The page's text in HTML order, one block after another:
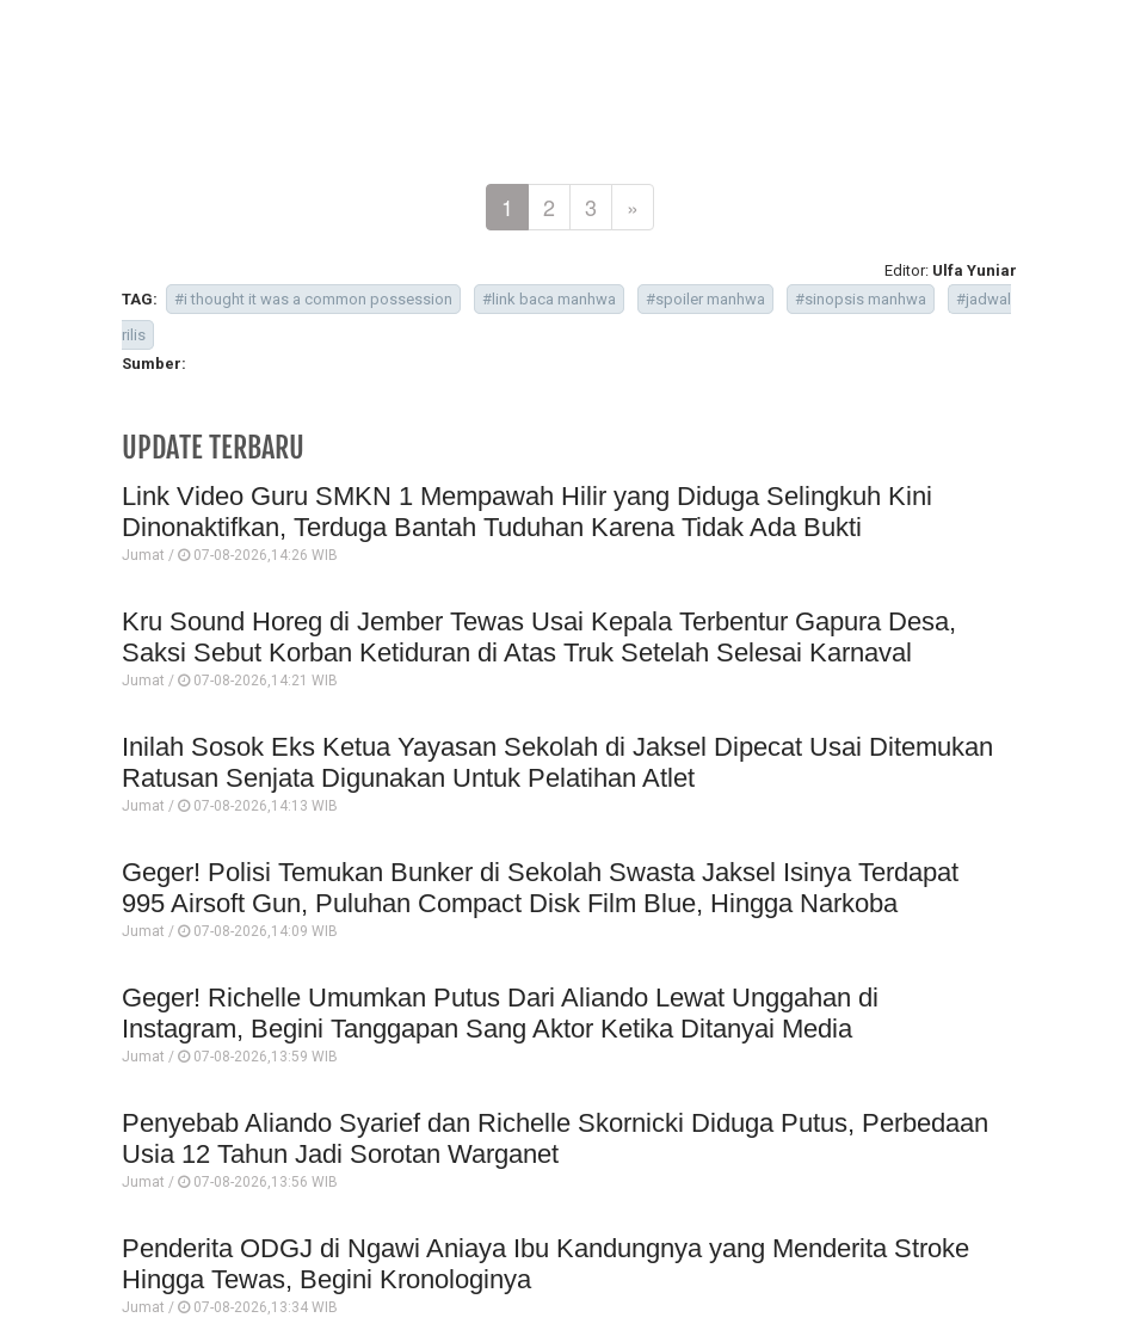
1 2 3 »
Editor: Ulfa Yuniar
TAG:
#i thought it was a common possession #link baca manhwa #spoiler manhwa #sinopsis manhwa
#jadwal
rilis
Sumber:
UPDATE TERBARU
Link Video Guru SMKN 1 Mempawah Hilir yang Diduga Selingkuh Kini
Dinonaktifkan, Terduga Bantah Tuduhan Karena Tidak Ada Bukti
Jumat / 07-08-2026,14:26 WIB
Kru Sound Horeg di Jember Tewas Usai Kepala Terbentur Gapura Desa,
Saksi Sebut Korban Ketiduran di Atas Truk Setelah Selesai Karnaval
Jumat / 07-08-2026,14:21 WIB
Inilah Sosok Eks Ketua Yayasan Sekolah di Jaksel Dipecat Usai Ditemukan
Ratusan Senjata Digunakan Untuk Pelatihan Atlet
Jumat / 07-08-2026,14:13 WIB
Geger! Polisi Temukan Bunker di Sekolah Swasta Jaksel Isinya Terdapat
995 Airsoft Gun, Puluhan Compact Disk Film Blue, Hingga Narkoba
Jumat / 07-08-2026,14:09 WIB
Geger! Richelle Umumkan Putus Dari Aliando Lewat Unggahan di
Instagram, Begini Tanggapan Sang Aktor Ketika Ditanyai Media
Jumat / 07-08-2026,13:59 WIB
Penyebab Aliando Syarief dan Richelle Skornicki Diduga Putus, Perbedaan
Usia 12 Tahun Jadi Sorotan Warganet
Jumat / 07-08-2026,13:56 WIB
Penderita ODGJ di Ngawi Aniaya Ibu Kandungnya yang Menderita Stroke
Hingga Tewas, Begini Kronologinya
Jumat / 07-08-2026,13:34 WIB